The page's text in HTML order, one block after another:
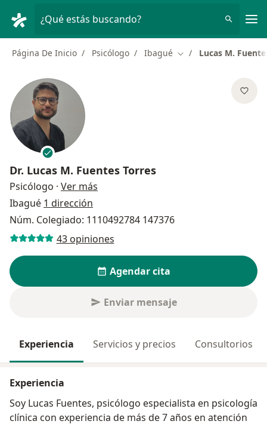
¿Qué estás buscando?
Página De Inicio Psicólogo Ibagué Cambiar de ciudad
Lucas M.
Dr. Lucas M. Fuentes Torres
Psicólogo · Ver más
Ibagué 1 dirección
Núm. Colegiado: 1110492784 147376
43 opiniones
Agendar cita
Enviar mensaje
Experiencia Servicios y precios Consultorios
Experiencia
Soy Lucas Fuentes, psicólogo especialista en psicología
clínica con experiencia de más de 7 años en atención